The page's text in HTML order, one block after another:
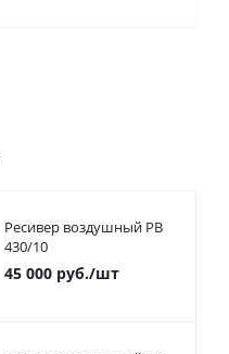
Ресивер воздушный РВ
430/10
45 000руб./шт